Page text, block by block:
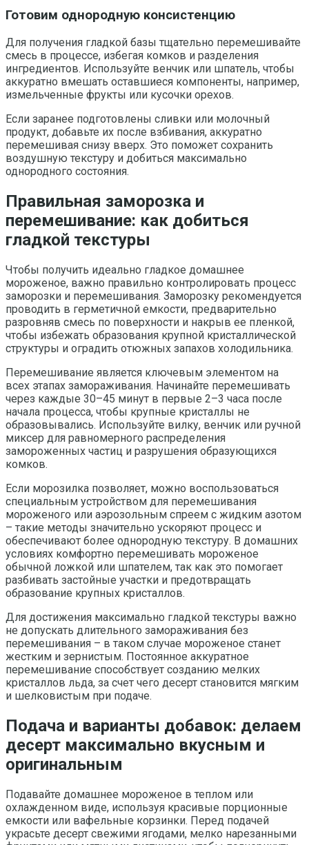
Готовим однородную консистенцию
Для получения гладкой базы тщательно перемешивайте
смесь в процессе, избегая комков и разделения
ингредиентов. Используйте венчик или шпатель, чтобы
аккуратно вмешать оставшиеся компоненты, например,
измельченные фрукты или кусочки орехов.
Если заранее подготовлены сливки или молочный
продукт, добавьте их после взбивания, аккуратно
перемешивая снизу вверх. Это поможет сохранить
воздушную текстуру и добиться максимально
однородного состояния.
Правильная заморозка и
перемешивание: как добиться
гладкой текстуры
Чтобы получить идеально гладкое домашнее
мороженое, важно правильно контролировать процесс
заморозки и перемешивания. Заморозку рекомендуется
проводить в герметичной емкости, предварительно
разровняв смесь по поверхности и накрыв ее пленкой,
чтобы избежать образования крупной кристаллической
структуры и оградить отюжных запахов холодильника.
Перемешивание является ключевым элементом на
всех этапах замораживания. Начинайте перемешивать
через каждые 30–45 минут в первые 2–3 часа после
начала процесса, чтобы крупные кристаллы не
образовывались. Используйте вилку, венчик или ручной
миксер для равномерного распределения
замороженных частиц и разрушения образующихся
комков.
Если морозилка позволяет, можно воспользоваться
специальным устройством для перемешивания
мороженого или аэрозольным спреем с жидким азотом
– такие методы значительно ускоряют процесс и
обеспечивают более однородную текстуру. В домашних
условиях комфортно перемешивать мороженое
обычной ложкой или шпателем, так как это помогает
разбивать застойные участки и предотвращать
образование крупных кристаллов.
Для достижения максимально гладкой текстуры важно
не допускать длительного замораживания без
перемешивания – в таком случае мороженое станет
жестким и зернистым. Постоянное аккуратное
перемешивание способствует созданию мелких
кристаллов льда, за счет чего десерт становится мягким
и шелковистым при подаче.
Подача и варианты добавок: делаем
десерт максимально вкусным и
оригинальным
Подавайте домашнее мороженое в теплом или
охлажденном виде, используя красивые порционные
емкости или вафельные корзинки. Перед подачей
украсьте десерт свежими ягодами, мелко нарезанными